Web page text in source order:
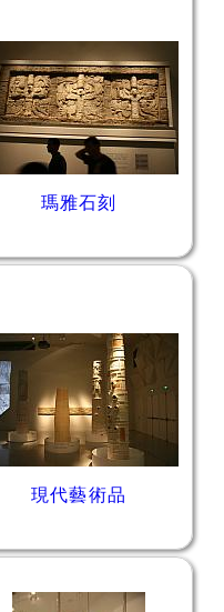
瑪雅石刻
現代藝術品